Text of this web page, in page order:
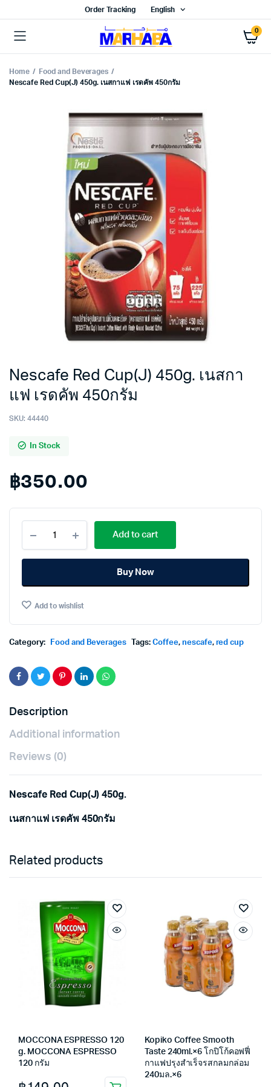
Order Tracking English
0
Home
Food and Beverages
Nescafe Red Cup(J) 450g. เนสกาแฟ เรดคัพ 450กรัม
Nescafe Red Cup(J) 450g. เนสกา
แฟ เรดคัพ 450กรัม
SKU: 44440
In Stock
฿350.00
Red
Cup(J)
450g.
สกา
เรดคัพ
Add to cart
Buy Now
Add to wishlist
Category: Food and Beverages Tags: Coffee, nescafe, red cup
Description
Additional information
Reviews (0)
Nescafe Red Cup(J) 450g.
เนสกาแฟ เรดคัพ 450กรัม
Related products
MOCCONA ESPRESSO 120
g. MOCCONA ESPRESSO
120 กรัม
Kopiko Coffee Smooth
Taste 240ml.×6 โกปิโก้คอฟฟี่
กาแฟปรุงสำเร็จรสกลมกล่อม
240มล.×6